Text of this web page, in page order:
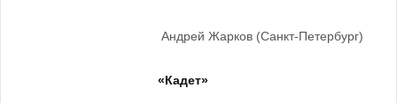
Андрей Жарков (Санкт-Петербург)
«Кадет»